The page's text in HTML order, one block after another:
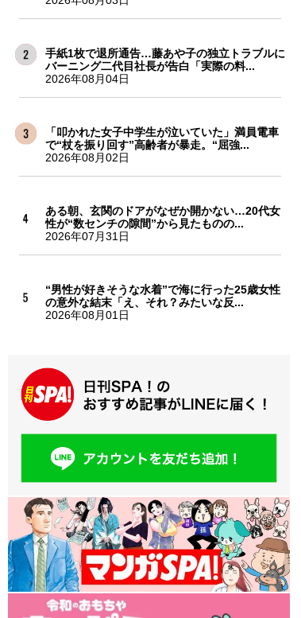
手紙1枚で退所通告…藤あや子の独立トラブルに
バーニング二代目社長が告白「実際の料...
2026年08月04日
「叩かれた女子中学生が泣いていた」満員電車
で“杖を振り回す”高齢者が暴走。“屈強...
2026年08月02日
ある朝、玄関のドアがなぜか開かない…20代女
性が“数センチの隙間”から見たものの...
2026年07月31日
“男性が好きそうな水着”で海に行った25歳女性
の意外な結末「え、それ？みたいな反...
2026年08月01日